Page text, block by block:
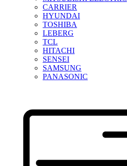
CARRIER
HYUNDAI
TOSHIBA
LEBERG
TCL
HITACHI
SENSEI
SAMSUNG
PANASONIC